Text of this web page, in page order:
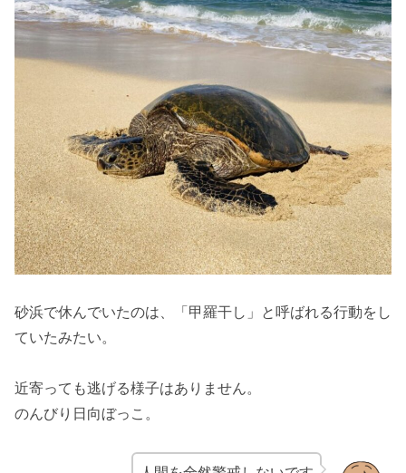
砂浜で休んでいたのは、「甲羅干し」と呼ばれる行動をし
ていたみたい。
近寄っても逃げる様子はありません。
のんびり日向ぼっこ。